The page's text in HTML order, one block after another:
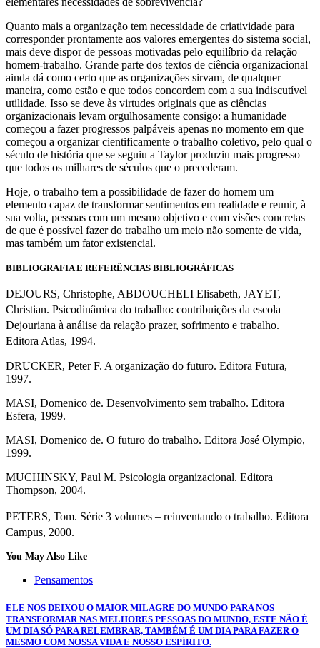
Quanto mais a organização tem necessidade de criatividade para
corresponder prontamente aos valores emergentes do sistema social,
mais deve dispor de pessoas motivadas pelo equilíbrio da relação
homem-trabalho. Grande parte dos textos de ciência organizacional
ainda dá como certo que as organizações sirvam, de qualquer
maneira, como estão e que todos concordem com a sua indiscutível
utilidade. Isso se deve às virtudes originais que as ciências
organizacionais levam orgulhosamente consigo: a humanidade
começou a fazer progressos palpáveis apenas no momento em que
começou a organizar cientificamente o trabalho coletivo, pelo qual o
século de história que se seguiu a Taylor produziu mais progresso
que todos os milhares de séculos que o precederam.
Hoje, o trabalho tem a possibilidade de fazer do homem um
elemento capaz de transformar sentimentos em realidade e reunir, à
sua volta, pessoas com um mesmo objetivo e com visões concretas
de que é possível fazer do trabalho um meio não somente de vida,
mas também um fator existencial.
BIBLIOGRAFIA E REFERÊNCIAS BIBLIOGRÁFICAS
DEJOURS, Christophe, ABDOUCHELI Elisabeth, JAYET,
Christian. Psicodinâmica do trabalho: contribuições da escola
Dejouriana à análise da relação prazer, sofrimento e trabalho.
Editora Atlas, 1994.
DRUCKER, Peter F. A organização do futuro. Editora Futura,
1997.
MASI, Domenico de. Desenvolvimento sem trabalho. Editora
Esfera, 1999.
MASI, Domenico de. O futuro do trabalho. Editora José Olympio,
1999.
MUCHINSKY, Paul M. Psicologia organizacional. Editora
Thompson, 2004.
PETERS, Tom. Série 3 volumes – reinventando o trabalho. Editora
Campus, 2000.
You May Also Like
Pensamentos
ELE NOS DEIXOU O MAIOR MILAGRE DO MUNDO PARA NOS
TRANSFORMAR NAS MELHORES PESSOAS DO MUNDO, ESTE NÃO É
UM DIA SÓ PARA RELEMBRAR, TAMBÉM É UM DIA PARA FAZER O
MESMO COM NOSSA VIDA E NOSSO ESPÍRITO.